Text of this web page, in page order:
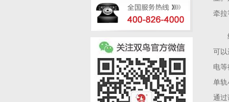
牵拉
可以
电
单轨
通过